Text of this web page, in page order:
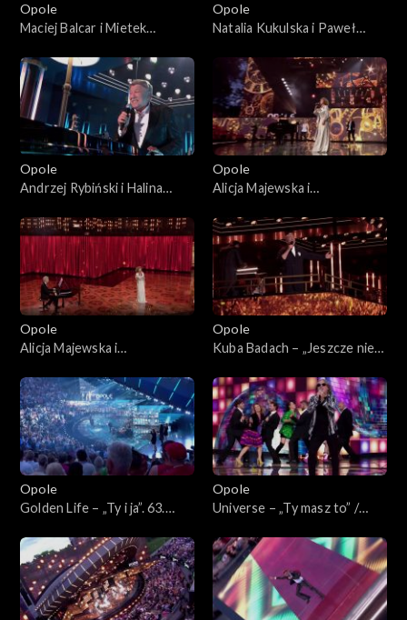
Opole
Maciej Balcar i Mietek
63. KFPP: Koncert
„Autobiografia. Jubileusz
Bogdana Olewicza”
Opole
Natalia Kukulska i Paweł
poproś do tańca”. 63. KFPP:
Koncert „Autobiografia.
Jubileusz Bogdana Olewicza”
Opole
Andrzej Rybiński i Halina
63. KFPP: Koncert
„Autobiografia. Jubileusz
Bogdana Olewicza”
Opole
Alicja Majewska i
przekór wszystkim będę
spać”. 63. KFPP: Koncert
„Autobiografia. Jubileusz
Bogdana Olewicza”
Opole
Alicja Majewska i
„Pamiętam Ciebie z tamtych
lat”. 63. KFPP: Koncert
„Autobiografia. Jubileusz
Bogdana Olewicza”
Opole
Kuba Badach – „Jeszcze nie
„Autobiografia. Jubileusz
Bogdana Olewicza”
Opole
Golden Life – „Ty i ja”. 63.
„Autobiografia. Jubileusz
Bogdana Olewicza”
Opole
Universe – „Ty masz to” /
Koncert „Autobiografia.
Jubileusz Bogdana Olewicza”